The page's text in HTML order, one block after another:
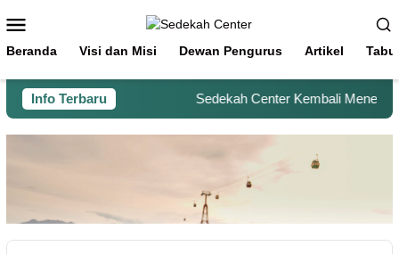
Beranda Visi dan Misi Dewan Pengurus Artikel
Info Terbaru Sedekah Center Kembali